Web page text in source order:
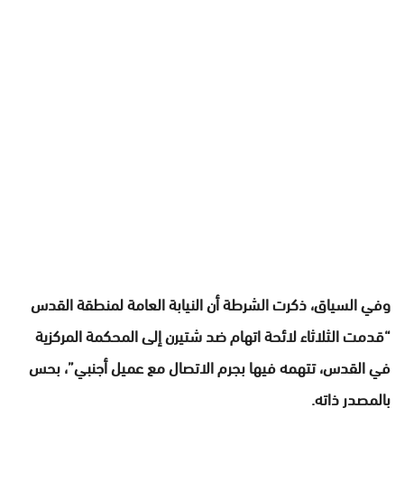
وفي السياق، ذكرت الشرطة أن النيابة العامة لمنطقة القدس
“قدمت الثلاثاء لائحة اتهام ضد شتيرن إلى المحكمة المركزية
في القدس، تتهمه فيها بجرم الاتصال مع عميل أجنبي”، بحس
بالمصدر ذاته.